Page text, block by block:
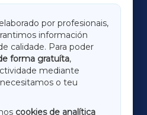
por profesionais,
información
calidade. Para poder
forma gratuíta,
mediante
o teu
cookies de analítica